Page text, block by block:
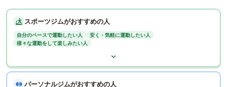
スポーツジムがおすすめの人
自分のペースで運動したい人
安く・気軽に運動したい人
様々な運動をして楽しみたい人
パーソナルジムがおすすめの人